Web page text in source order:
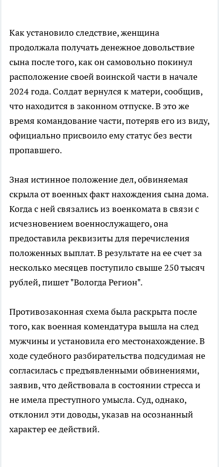
Как установило следствие, женщина
продолжала получать денежное довольствие
сына после того, как он самовольно покинул
расположение своей воинской части в начале
2024 года. Солдат вернулся к матери, сообщив,
что находится в законном отпуске. В это же
время командование части, потеряв его из виду,
официально присвоило ему статус без вести
пропавшего.
Зная истинное положение дел, обвиняемая
скрыла от военных факт нахождения сына дома.
Когда с ней связались из военкомата в связи с
исчезновением военнослужащего, она
предоставила реквизиты для перечисления
положенных выплат. В результате на ее счет за
несколько месяцев поступило свыше 250 тысяч
рублей, пишет "Вологда Регион".
Противозаконная схема была раскрыта после
того, как военная комендатура вышла на след
мужчины и установила его местонахождение. В
ходе судебного разбирательства подсудимая не
согласилась с предъявленными обвинениями,
заявив, что действовала в состоянии стресса и
не имела преступного умысла. Суд, однако,
отклонил эти доводы, указав на осознанный
характер ее действий.